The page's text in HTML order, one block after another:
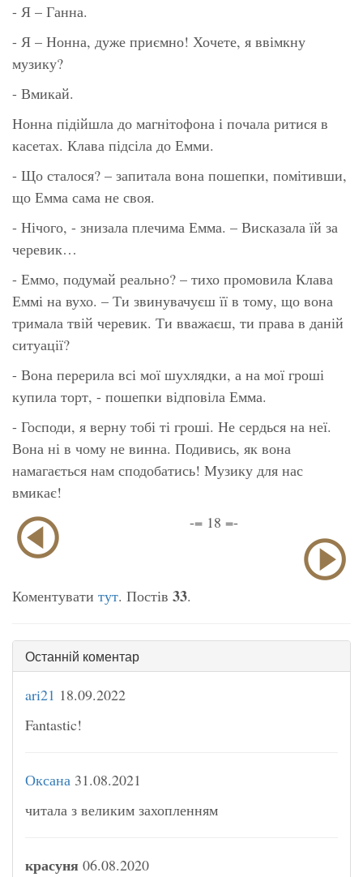
- Я – Ганна.
- Я – Нонна, дуже приємно! Хочете, я ввімкну
музику?
- Вмикай.
Нонна підійшла до магнітофона і почала ритися в
касетах. Клава підсіла до Емми.
- Що сталося? – запитала вона пошепки, помітивши,
що Емма сама не своя.
- Нічого, - знизала плечима Емма. – Висказала їй за
черевик…
- Еммо, подумай реально? – тихо промовила Клава
Еммі на вухо. – Ти звинувачуєш її в тому, що вона
тримала твій черевик. Ти вважаєш, ти права в даній
ситуації?
- Вона перерила всі мої шухлядки, а на мої гроші
купила торт, - пошепки відповіла Емма.
- Господи, я верну тобі ті гроші. Не сердься на неї.
Вона ні в чому не винна. Подивись, як вона
намагається нам сподобатись! Музику для нас
вмикає!
-= 18 =-
Коментувати тут. Постів 33.
Останній коментар
ari21 18.09.2022
Fantastic!
Оксана 31.08.2021
читала з великим захопленням
красуня 06.08.2020